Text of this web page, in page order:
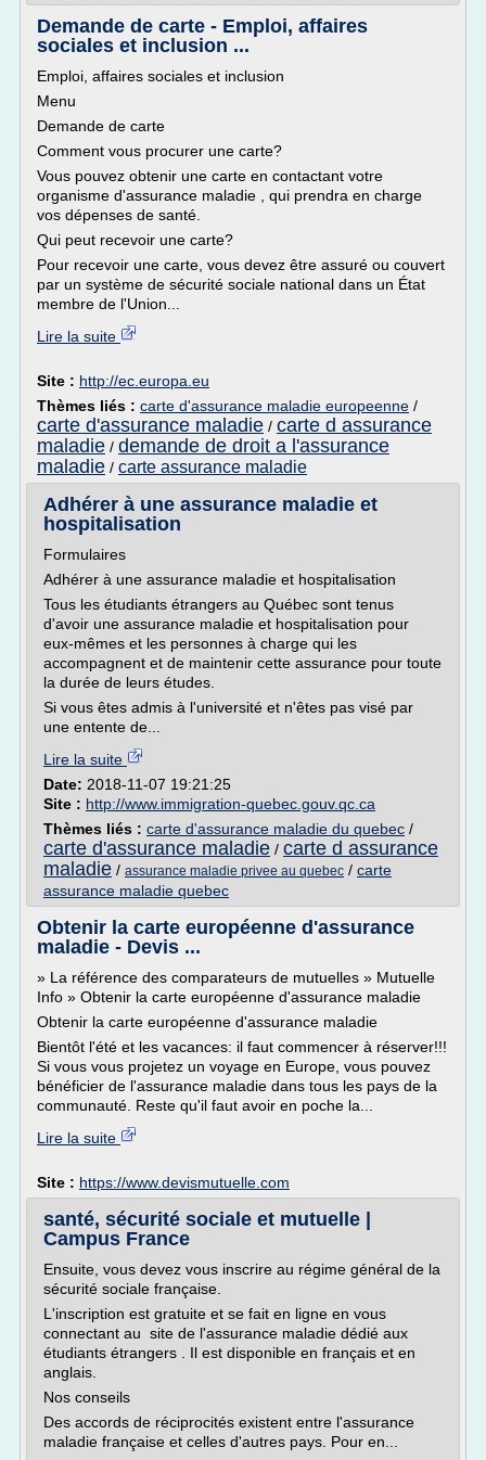
Demande de carte - Emploi, affaires
sociales et inclusion ...
Emploi, affaires sociales et inclusion
Menu
Demande de carte
Comment vous procurer une carte?
Vous pouvez obtenir une carte en contactant votre
organisme d'assurance maladie , qui prendra en charge
vos dépenses de santé.
Qui peut recevoir une carte?
Pour recevoir une carte, vous devez être assuré ou couvert
par un système de sécurité sociale national dans un État
membre de l'Union...
Lire la suite
Site : http://ec.europa.eu
Thèmes liés : carte d'assurance maladie europeenne /
carte d'assurance maladie / carte d assurance
maladie / demande de droit a l'assurance
maladie / carte assurance maladie
Adhérer à une assurance maladie et
hospitalisation
Formulaires
Adhérer à une assurance maladie et hospitalisation
Tous les étudiants étrangers au Québec sont tenus
d'avoir une assurance maladie et hospitalisation pour
eux-mêmes et les personnes à charge qui les
accompagnent et de maintenir cette assurance pour toute
la durée de leurs études.
Si vous êtes admis à l'université et n'êtes pas visé par
une entente de...
Lire la suite
Date: 2018-11-07 19:21:25
Site : http://www.immigration-quebec.gouv.qc.ca
Thèmes liés : carte d'assurance maladie du quebec /
carte d'assurance maladie / carte d assurance
maladie / assurance maladie privee au quebec / carte
assurance maladie quebec
Obtenir la carte européenne d'assurance
maladie - Devis ...
» La référence des comparateurs de mutuelles » Mutuelle
Info » Obtenir la carte européenne d'assurance maladie
Obtenir la carte européenne d'assurance maladie
Bientôt l'été et les vacances: il faut commencer à réserver!!!
Si vous vous projetez un voyage en Europe, vous pouvez
bénéficier de l'assurance maladie dans tous les pays de la
communauté. Reste qu'il faut avoir en poche la...
Lire la suite
Site : https://www.devismutuelle.com
santé, sécurité sociale et mutuelle |
Campus France
Ensuite, vous devez vous inscrire au régime général de la
sécurité sociale française.
L'inscription est gratuite et se fait en ligne en vous
connectant au site de l'assurance maladie dédié aux
étudiants étrangers . Il est disponible en français et en
anglais.
Nos conseils
Des accords de réciprocités existent entre l'assurance
maladie française et celles d'autres pays. Pour en...